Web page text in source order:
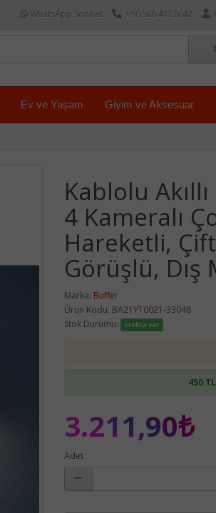
WhatsApp Sohbet +90 5054712642
Ev ve Yaşam Giyim ve Aksesuar
Kablolu
4 Kameralı
Hareketli,
Görüşlü, Dış
Marka: Buffer
Ürün Kodu: BA21YT0021-33048
Stok Durumu:
Stokta var
450
3.211,90₺
Adet